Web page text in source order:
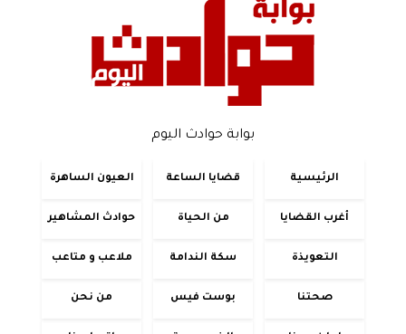
بوابة حوادث اليوم
الرئيسية قضايا الساعة العيون الساهرة
أغرب القضايا من الحياة حوادث المشاهير
التعويذة سكة الندامة ملاعب و متاعب
صحتنا بوست فيس من نحن